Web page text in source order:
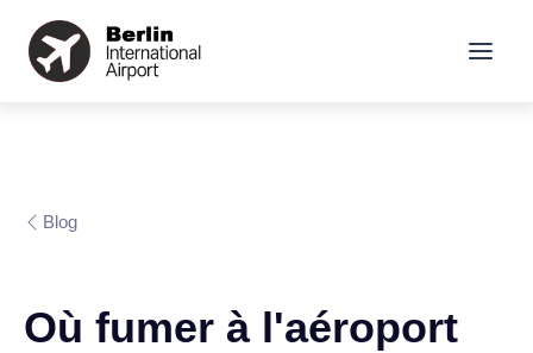
Blog
Où fumer à l'aéroport